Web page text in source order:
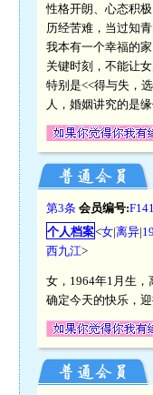
性格开朗、心态积
历经苦难，当过知
我本有一个幸福的
关键时刻，不能让
特别是<<得与失，
人，婚姻讲究的是
第3条 会员编号:
个人档案<女|离异|
西九江>
女，1964年1月生，
确定今天的快乐，